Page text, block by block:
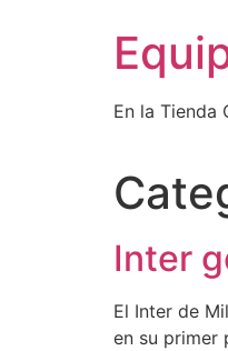
En la Tienda
Inter
El Inter de
en su primer